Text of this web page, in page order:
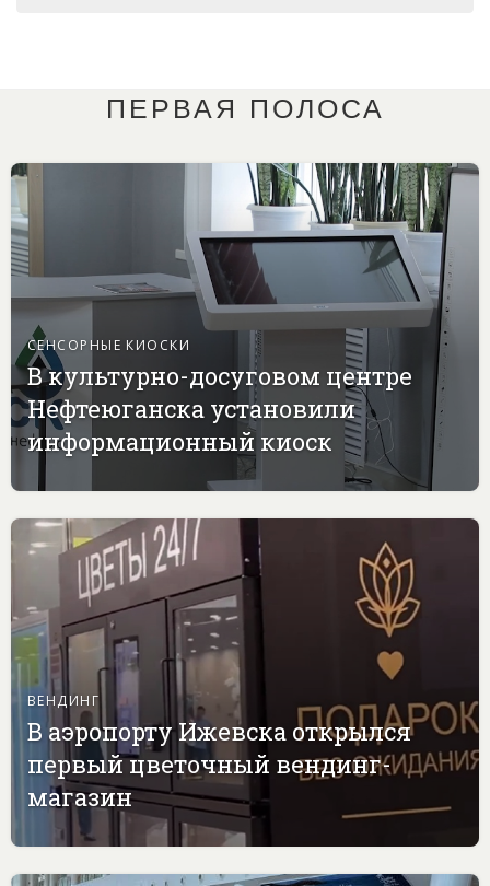
ПЕРВАЯ ПОЛОСА
СЕНСОРНЫЕ КИОСКИ
В культурно-досуговом центре
Нефтеюганска установили
информационный киоск
ВЕНДИНГ
В аэропорту Ижевска открылся
первый цветочный вендинг-
магазин